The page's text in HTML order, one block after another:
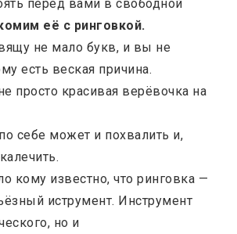
перед вами в свободной
её с ринговкой.
не мало букв, и вы не
есть веская причина.
просто красивая верёвочка на
себе может и похвалить и,
кому известно, что ринговка —
иструмент. Инструмент
но и